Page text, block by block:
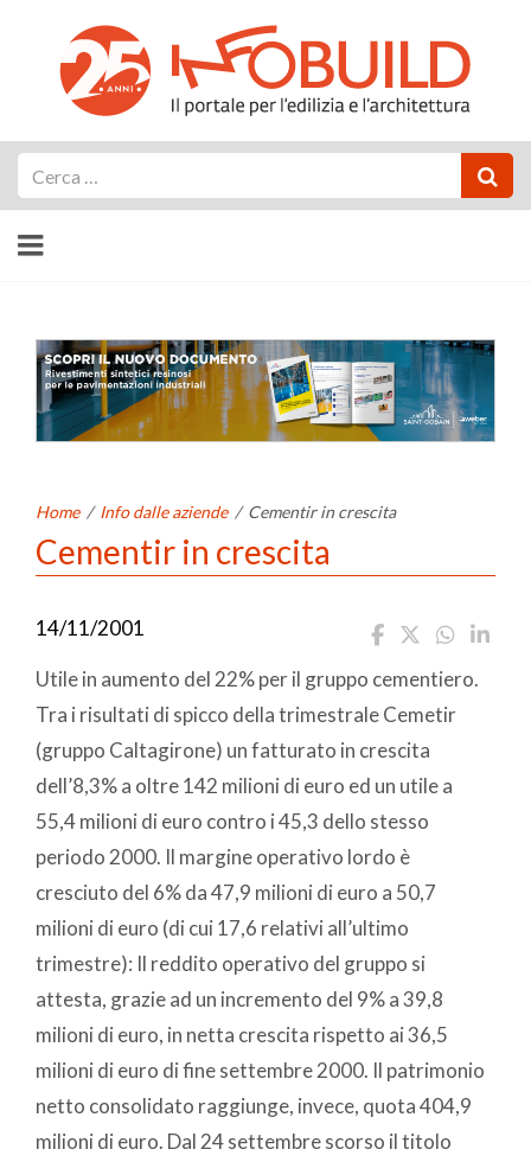
Home / Info dalle aziende / Cementir in crescita
Cementir in crescita
14/11/2001
Utile in aumento del 22% per il gruppo cementiero.
Tra i risultati di spicco della trimestrale Cemetir
(gruppo Caltagirone) un fatturato in crescita
dell’8,3% a oltre 142 milioni di euro ed un utile a
55,4 milioni di euro contro i 45,3 dello stesso
periodo 2000. Il margine operativo lordo è
cresciuto del 6% da 47,9 milioni di euro a 50,7
milioni di euro (di cui 17,6 relativi all’ultimo
trimestre): Il reddito operativo del gruppo si
attesta, grazie ad un incremento del 9% a 39,8
milioni di euro, in netta crescita rispetto ai 36,5
milioni di euro di fine settembre 2000. Il patrimonio
netto consolidato raggiunge, invece, quota 404,9
milioni di euro. Dal 24 settembre scorso il titolo